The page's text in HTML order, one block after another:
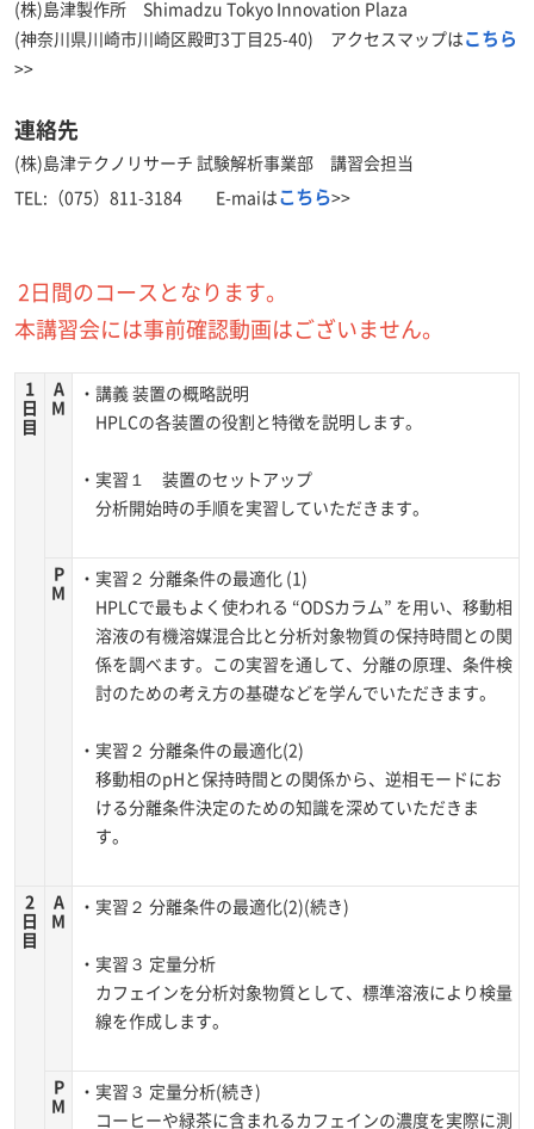
(株)島津製作所 Shimadzu Tokyo Innovation Plaza
(神奈川県川崎市川崎区殿町3丁目25-40) アクセスマップは こちら
>>
連絡先
(株)島津テクノリサーチ 試験解析事業部 講習会担当
TEL:（075）811-3184 E-maiは こちら>>
2日間のコースとなります。
本講習会には事前確認動画はございません。
1
日
目
A
M
・講義 装置の概略説明
HPLCの各装置の役割と特徴を説明します。
・実習１ 装置のセットアップ
分析開始時の手順を実習していただきます。
P
M
・実習２ 分離条件の最適化 (1)
HPLCで最もよく使われる “ODSカラム” を用い、移動相
溶液の有機溶媒混合比と分析対象物質の保持時間との関
係を調べます。この実習を通して、分離の原理、条件検
討のための考え方の基礎などを学んでいただきます。
・実習２ 分離条件の最適化(2)
移動相のpHと保持時間との関係から、逆相モードにお
ける分離条件決定のための知識を深めていただきま
す。
2
日
目
A
M
・実習２ 分離条件の最適化(2)(続き)
・実習３ 定量分析
カフェインを分析対象物質として、標準溶液により検量
線を作成します。
P
M
・実習３ 定量分析(続き)
コーヒーや緑茶に含まれるカフェインの濃度を実際に測